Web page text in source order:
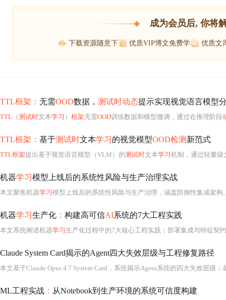
成为会员后, 你将
下载资源随意下 优质VIP博文免费学 优质文
TTL框架： 无需OOD数据， 测试时动态提示实现视觉语言模型
TTL （测试时文本学习 ） 框架无需OOD训练数据和模型微调，通过在推理阶段
TTL框架： 基于测试时文本学习的视觉模型OOD检测 新范式
TTL框架提出基于视觉语言模型（VLM）的测试时文本学习机制，通过轻量级
机器学习模型上线后的系统性风险与生产治理实战
本文聚焦机器学习模型上线后的系统性风险与生产治理，涵盖防御性集成架构
机器学习生产化 ： 构建高可信AI系统的7大工程实践
本文系统阐述机器学习生产化过程中的7大核心工程实践 ： 部署集成与特征契
Claude System Card揭示的Agent四大失效层级与工程修复路径
本文基于Claude Opus 4.7 System Card，系统揭示Agent系统的四大失效层级 ： 基础
ML工程实战 ： 从Notebook到生产环境的系统可信度构建